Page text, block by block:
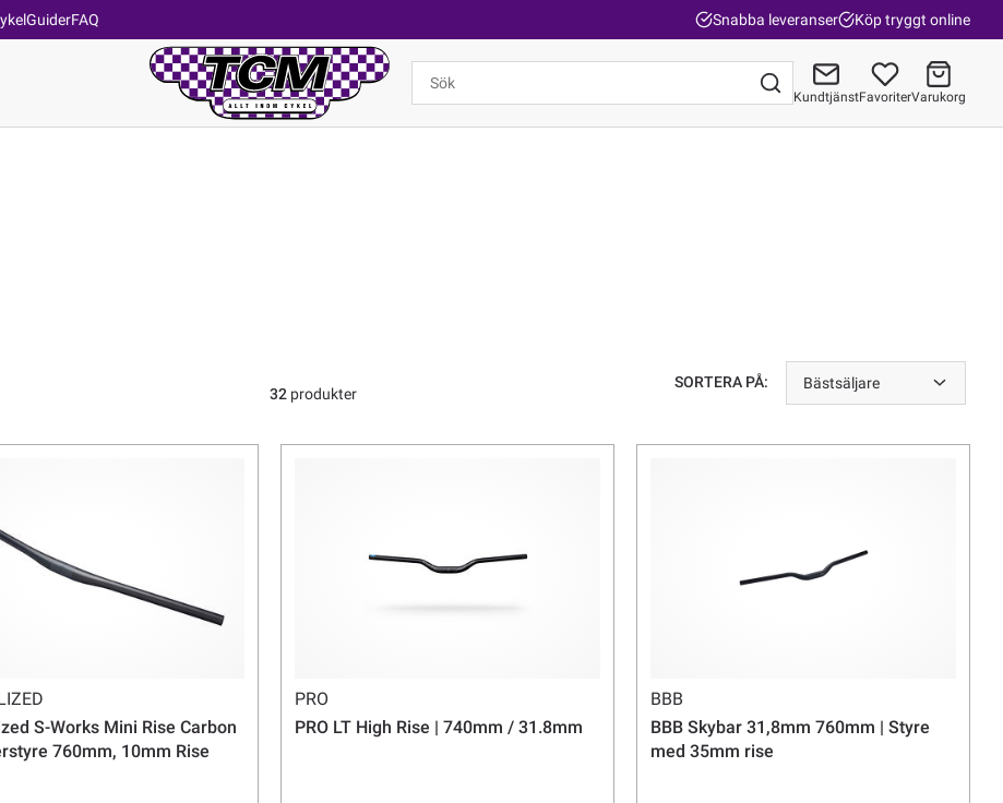
GuiderFAQ Snabba leveranser Köp tryggt online
KundtjänstFavoriterVarukorg
SORTERA PÅ: Bästsäljare
32produkter
S-Works Mini Rise Carbon
760mm, 10mm Rise
PRO
PRO LT High Rise | 740mm / 31.8mm
BBB
BBB Skybar 31,8mm 760mm | Styre
med 35mm rise